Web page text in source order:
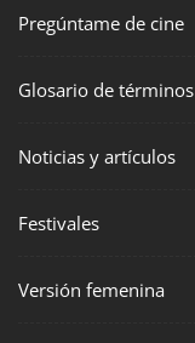
Pregúntame de cine
Glosario de términos
Noticias y artículos
Festivales
Versión femenina